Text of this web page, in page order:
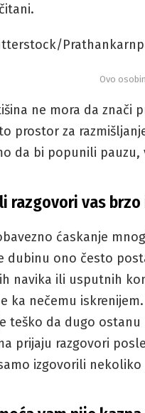
Ovo
ne mora da znači
prostor za
da bi popunili pauzu,
razgovori vas brzo
ćaskanje
dubinu ono često
navika ili usputnih
ka nečemu
teško da dugo
prijaju razgovori
izgovorili